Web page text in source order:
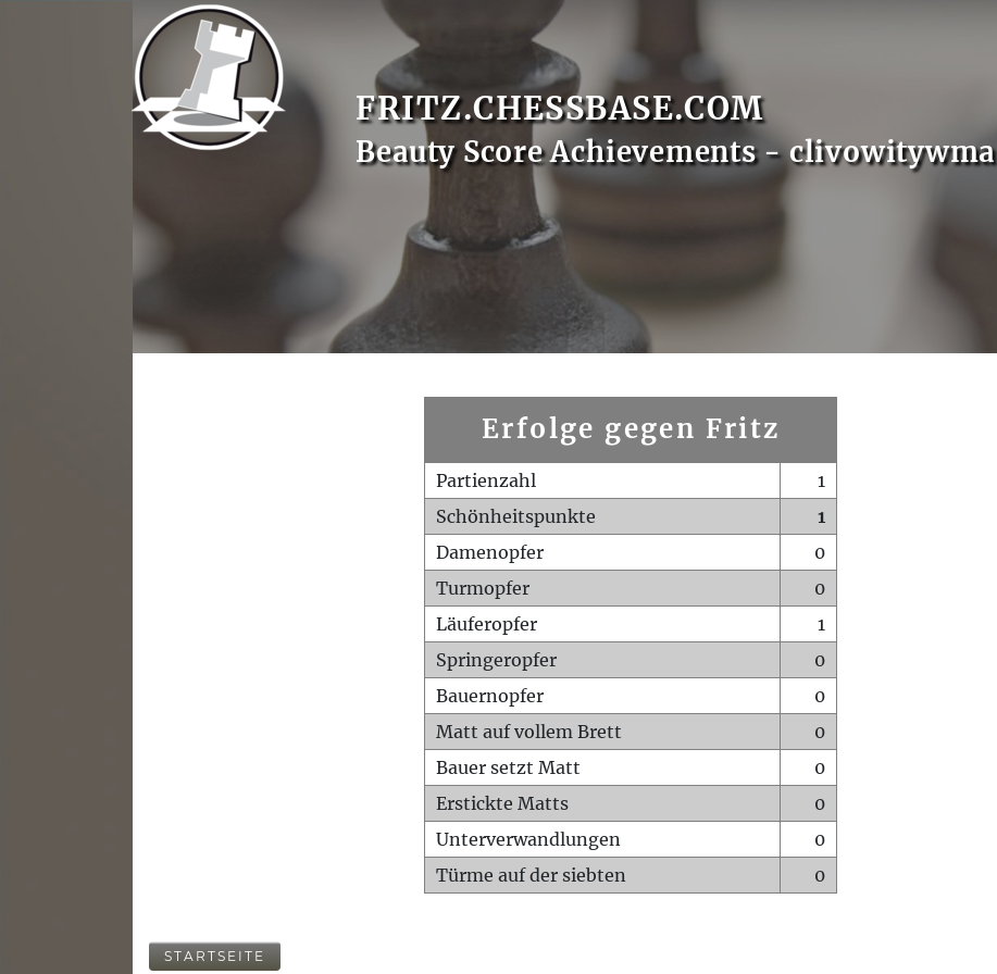
FRITZ.CHESSBASE.COM
Beauty Score Achievements - clivowitywma
Erfolge gegen Fritz
Partienzahl
1
Schönheitspunkte
1
Damenopfer
0
Turmopfer
0
Läuferopfer
1
Springeropfer
0
Bauernopfer
0
Matt auf vollem Brett
0
Bauer setzt Matt
0
Erstickte Matts
0
Unterverwandlungen
0
Türme auf der siebten
0
STARTSEITE